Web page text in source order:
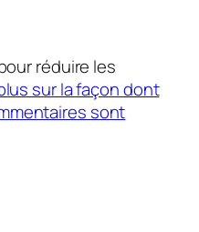
réduire les
sur la façon dont
sont